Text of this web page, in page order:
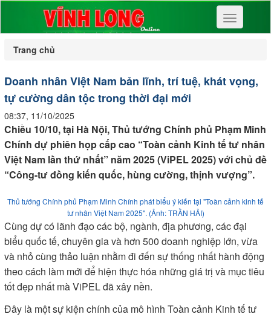
Toggle
navigation
Trang chủ
Doanh nhân Việt Nam bản lĩnh, trí tuệ, khát vọng,
tự cường dân tộc trong thời đại mới
08:37, 11/10/2025
Chiều 10/10, tại Hà Nội, Thủ tướng Chính phủ Phạm Minh
Chính dự phiên họp cấp cao “Toàn cảnh Kinh tế tư nhân
Việt Nam lần thứ nhất” năm 2025 (ViPEL 2025) với chủ đề
“Công-tư đồng kiến quốc, hùng cường, thịnh vượng”.